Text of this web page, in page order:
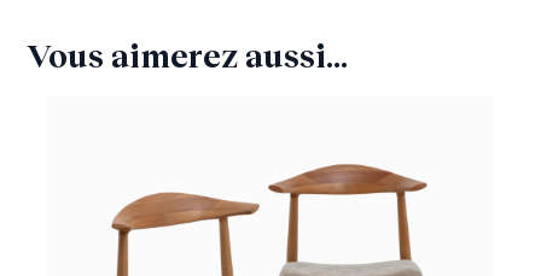
Vous aimerez aussi...